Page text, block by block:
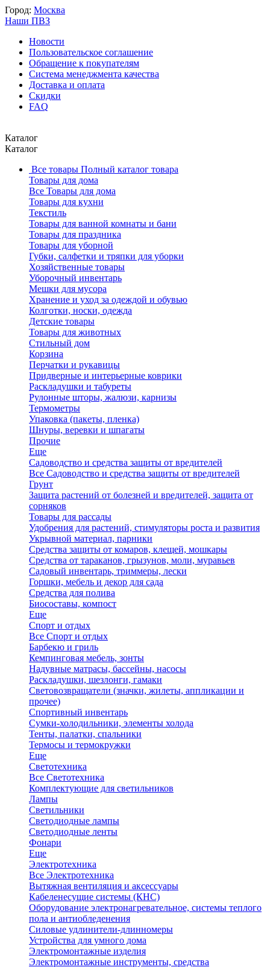
Город: Москва
Наши ПВЗ
Новости
Пользовательское соглашение
Обращение к покупателям
Система менеджмента качества
Доставка и оплата
Скидки
FAQ
Каталог
Каталог
Все товары Полный каталог товара
Товары для дома
Все Товары для дома
Товары для кухни
Текстиль
Товары для ванной комнаты и бани
Товары для праздника
Товары для уборной
Губки, салфетки и тряпки для уборки
Хозяйственные товары
Уборочный инвентарь
Мешки для мусора
Хранение и уход за одеждой и обувью
Колготки, носки, одежда
Детские товары
Товары для животных
Стильный дом
Корзина
Перчатки и рукавицы
Придверные и интерьерные коврики
Раскладушки и табуреты
Рулонные шторы, жалюзи, карнизы
Термометры
Упаковка (пакеты, пленка)
Шнуры, веревки и шпагаты
Прочие
Еще
Садоводство и средства защиты от вредителей
Все Садоводство и средства защиты от вредителей
Грунт
Защита растений от болезней и вредителей, защита от
сорняков
Товары для рассады
Удобрения для растений, стимуляторы роста и развития
Укрывной материал, парники
Средства защиты от комаров, клещей, мошкары
Средства от тараканов, грызунов, моли, муравьев
Садовый инвентарь, триммеры, лески
Горшки, мебель и декор для сада
Средства для полива
Биосоставы, компост
Еще
Спорт и отдых
Все Спорт и отдых
Барбекю и гриль
Кемпинговая мебель, зонты
Надувные матрасы, бассейны, насосы
Раскладушки, шезлонги, гамаки
Световозвращатели (значки, жилеты, аппликации и
прочее)
Спортивный инвентарь
Сумки-холодильники, элементы холода
Тенты, палатки, спальники
Термосы и термокружки
Еще
Светотехника
Все Светотехника
Комплектующие для светильников
Лампы
Светильники
Светодиодные лампы
Светодиодные ленты
Фонари
Еще
Электротехника
Все Электротехника
Вытяжная вентиляция и аксессуары
Кабеленесущие системы (КНС)
Оборудование электронагревательное, системы теплого
пола и антиобледенения
Силовые удлинители-длинномеры
Устройства для умного дома
Электромонтажные изделия
Электромонтажные инструменты, средства